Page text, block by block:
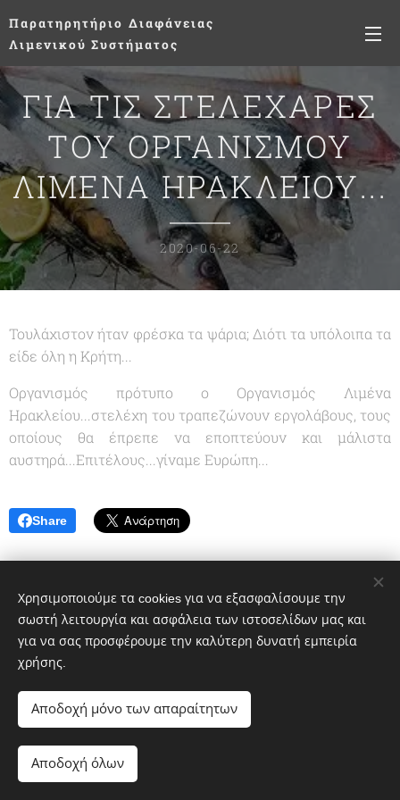
Παρατηρητήριο Διαφάνειας
Λιμενικού Συστήματος
ΓΙΑ ΤΙΣ ΣΤΕΛΕΧΑΡΕΣ
ΤΟΥ ΟΡΓΑΝΙΣΜΟΥ
ΛΙΜΕΝΑ ΗΡΑΚΛΕΙΟΥ...
2020-06-22
Τουλάχιστον ήταν φρέσκα τα ψάρια; Διότι τα υπόλοιπα τα
είδε όλη η Κρήτη...
Οργανισμός πρότυπο ο Οργανισμός Λιμένα
Ηρακλείου...στελέχη του τραπεζώνουν εργολάβους, τους
οποίους θα έπρεπε να εποπτεύουν και μάλιστα
αυστηρά...Επιτέλους...γίναμε Ευρώπη...
Share
© 2020 greekportswatch@gmail.com
nΥλοποιήθηκε από τη
Χρησιμοποιούμε τα cookies για να εξασφαλίσουμε την
σωστή λειτουργία και ασφάλεια των ιστοσελίδων μας και
για να σας προσφέρουμε την καλύτερη δυνατή εμπειρία
χρήσης.
Αποδοχή μόνο των απαραίτητων
Αποδοχή όλων